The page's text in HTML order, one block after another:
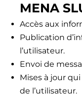
MENA
Accès aux
Publication
l’utilisateur.
Envoi de
Mises à jour
de l’utilisateur.